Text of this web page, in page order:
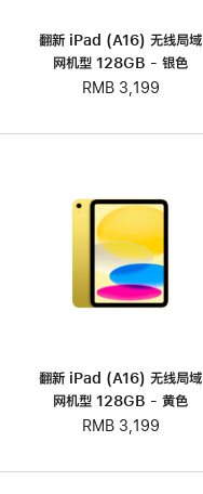
翻新 iPad (A16) 无线局域
网机型 128GB - 银色
RMB 3,199
翻新 iPad (A16) 无线局域
网机型 128GB - 黄色
RMB 3,199